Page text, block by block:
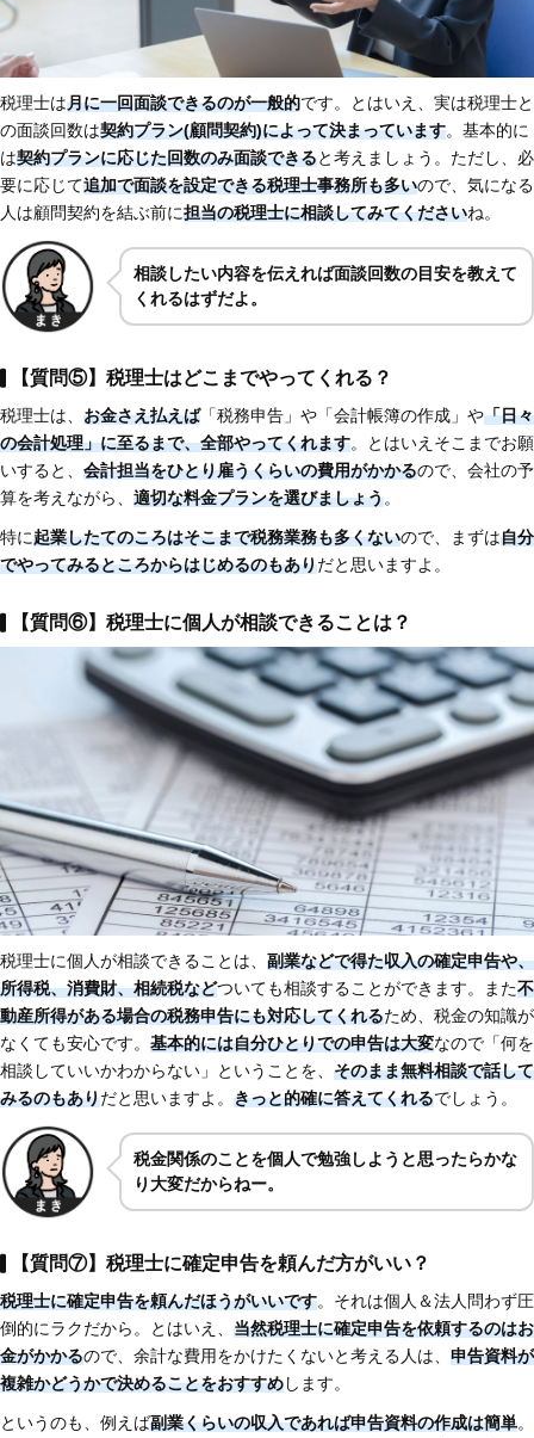
税理士は月に一回面談できるのが一般的です。とはいえ、実は税理士と
の面談回数は契約プラン(顧問契約)によって決まっています。基本的に
は契約プランに応じた回数のみ面談できると考えましょう。ただし、必
要に応じて追加で面談を設定できる税理士事務所も多いので、気になる
人は顧問契約を結ぶ前に担当の税理士に相談してみてくださいね。
相談したい内容を伝えれば面談回数の目安を教えて
くれるはずだよ。
【質問⑤】税理士はどこまでやってくれる？
税理士は、 お金さえ払えば「税務申告」や「会計帳簿の作成」や「日々
の会計処理」に至るまで、全部やってくれます。とはいえそこまでお願
いすると、 会計担当をひとり雇うくらいの費用がかかるので、会社の予
算を考えながら、 適切な料金プランを選びましょう。
特に起業したてのころはそこまで税務業務も多くないので、まずは自分
でやってみるところからはじめるのもありだと思いますよ。
【質問⑥】税理士に個人が相談できることは？
税理士に個人が相談できることは、 副業などで得た収入の確定申告や、
所得税、消費財、相続税などついても相談することができます。また不
動産所得がある場合の税務申告にも対応してくれるため、税金の知識が
なくても安心です。 基本的には自分ひとりでの申告は大変なので「何を
相談していいかわからない」ということを、 そのまま無料相談で話して
みるのもありだと思いますよ。 きっと的確に答えてくれるでしょう。
税金関係のことを個人で勉強しようと思ったらかな
り大変だからねー。
【質問⑦】税理士に確定申告を頼んだ方がいい？
税理士に確定申告を頼んだほうがいいです。それは個人＆法人問わず圧
倒的にラクだから。とはいえ、 当然税理士に確定申告を依頼するのはお
金がかかるので、余計な費用をかけたくないと考える人は、 申告資料が
複雑かどうかで決めることをおすすめします。
というのも、例えば副業くらいの収入であれば申告資料の作成は簡単。